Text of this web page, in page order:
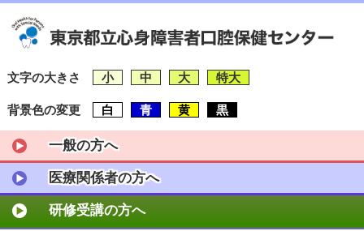
文字の大きさ 小 中 大 特大
背景色の変更 白 青 黄 黒
一般の方へ
医療関係者の方へ
研修受講の方へ